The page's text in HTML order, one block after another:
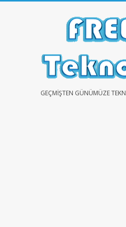
FREEGEÇMIŞTEN GÜNÜMÜZE